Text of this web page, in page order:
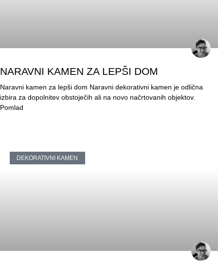
NARAVNI KAMEN ZA LEPŠI DOM
Naravni kamen za lepši dom Naravni dekorativni kamen je odlična
izbira za dopolnitev obstoječih ali na novo načrtovanih objektov.
Pomlad
DEKORATIVNI KAMEN